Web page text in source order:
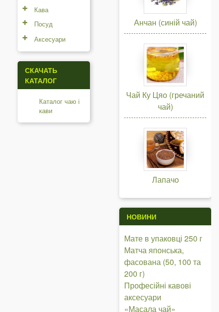
Кава
Посуд
Аксесуари
СКАЧАТЬ
КАТАЛОГ
Каталог чаю і
кави
Анчан (синій чай)
Чай Ку Цяо (гречаний
чай)
Лапачо
НОВИНИ
Мате в упаковці 250 г
Матча японська,
фасована (50, 100 та
200 г)
Професійні кавові
аксесуари
«Масала чай»